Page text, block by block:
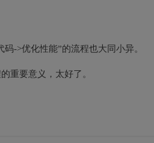
->优化性能”的流程也大同小异。
重要意义，太好了。